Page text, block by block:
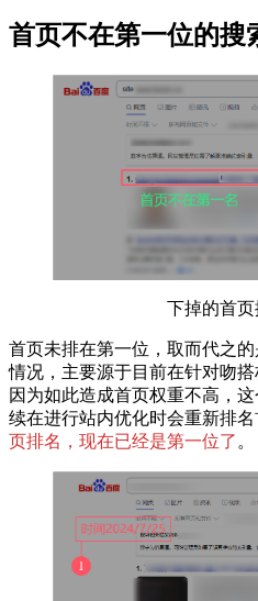
首页不在第一位的搜
下掉的首
首页未排在第一位，取而代之
情况，主要源于目前在针对吻
因为如此造成首页权重不高，
续在进行站内优化时会重新排名
页排名，现在已经是第一位了 。